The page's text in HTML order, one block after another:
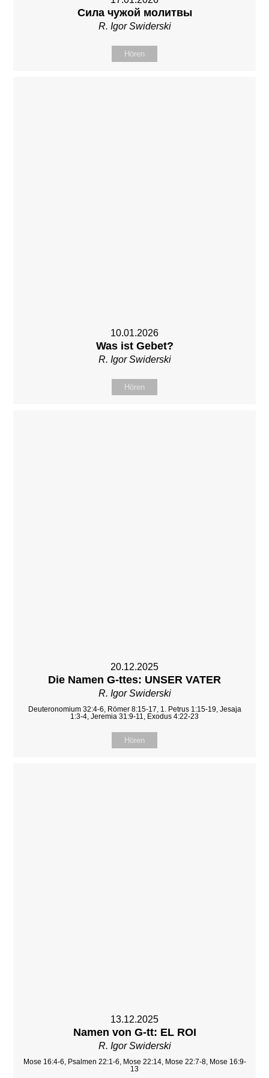
Сила чужой молитвы
R. Igor Swiderski
Hören
10.01.2026
Was ist Gebet?
R. Igor Swiderski
Hören
20.12.2025
Die Namen G-ttes: UNSER VATER
R. Igor Swiderski
Deuteronomium 32:4-6, Römer 8:15-17, 1. Petrus 1:15-19, Jesaja
1:3-4, Jeremia 31:9-11, Exodus 4:22-23
Hören
13.12.2025
Namen von G-tt: EL ROI
R. Igor Swiderski
Mose 16:4-6, Psalmen 22:1-6, Mose 22:14, Mose 22:7-8, Mose 16:9-
13